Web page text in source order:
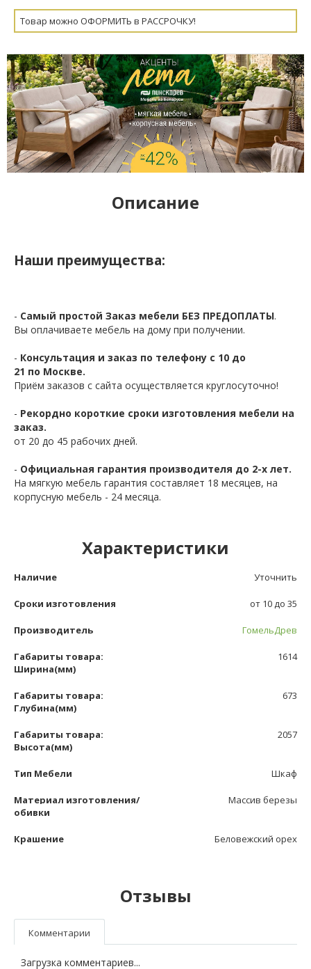
Товар можно ОФОРМИТЬ в РАССРОЧКУ!
Описание
Наши преимущества:
- Самый простой Заказ мебели БЕЗ ПРЕДОПЛАТЫ.
Вы оплачиваете мебель на дому при получении.
- Консультация и заказ по телефону с 10 до
21 по Москве.
Приём заказов с сайта осуществляется круглосуточно!
- Рекордно короткие сроки изготовления мебели на
заказ.
от 20 до 45 рабочих дней.
- Официальная гарантия производителя до 2-х лет.
На мягкую мебель гарантия составляет 18 месяцев, на
корпусную мебель - 24 месяца.
Характеристики
Наличие Уточнить
Сроки изготовления от 10 до 35
Производитель ГомельДрев
Габариты товара:
Ширина(мм)
1614
Габариты товара:
Глубина(мм)
673
Габариты товара:
Высота(мм)
2057
Тип Мебели Шкаф
Материал изготовления/
обивки
Массив березы
Крашение Беловежский орех
Отзывы
Комментарии
Загрузка комментариев...